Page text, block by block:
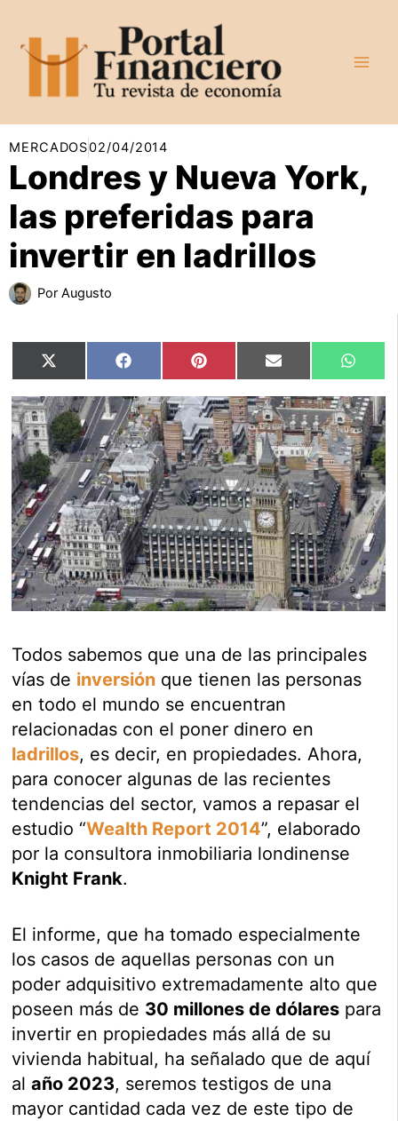
contenido
MERCADOS02/04/2014
Londres y Nueva York,
las preferidas para
invertir en ladrillos
Por Augusto
Compartir
en
X
(Twitter)
Compartir
en
Facebook Compartir
en
Pinterest Compartir
en
Email
en
Todos sabemos que una de las principales
vías de inversión que tienen las personas
en todo el mundo se encuentran
relacionadas con el poner dinero en
ladrillos, es decir, en propiedades. Ahora,
para conocer algunas de las recientes
tendencias del sector, vamos a repasar el
estudio “Wealth Report 2014”, elaborado
por la consultora inmobiliaria londinense
Knight Frank.
El informe, que ha tomado especialmente
los casos de aquellas personas con un
poder adquisitivo extremadamente alto que
poseen más de 30 millones de dólares para
invertir en propiedades más allá de su
vivienda habitual, ha señalado que de aquí
alaño 2023, seremos testigos de una
mayor cantidad cada vez de este tipo de